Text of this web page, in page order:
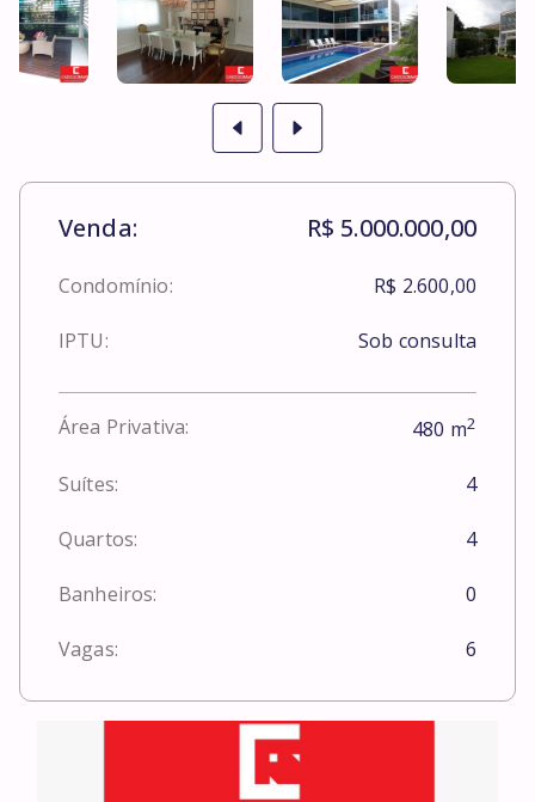
Venda: R$ 5.000.000,00
Condomínio: R$ 2.600,00
IPTU: Sob consulta
Área Privativa: 480 m2
Suítes: 4
Quartos: 4
Banheiros: 0
Vagas: 6